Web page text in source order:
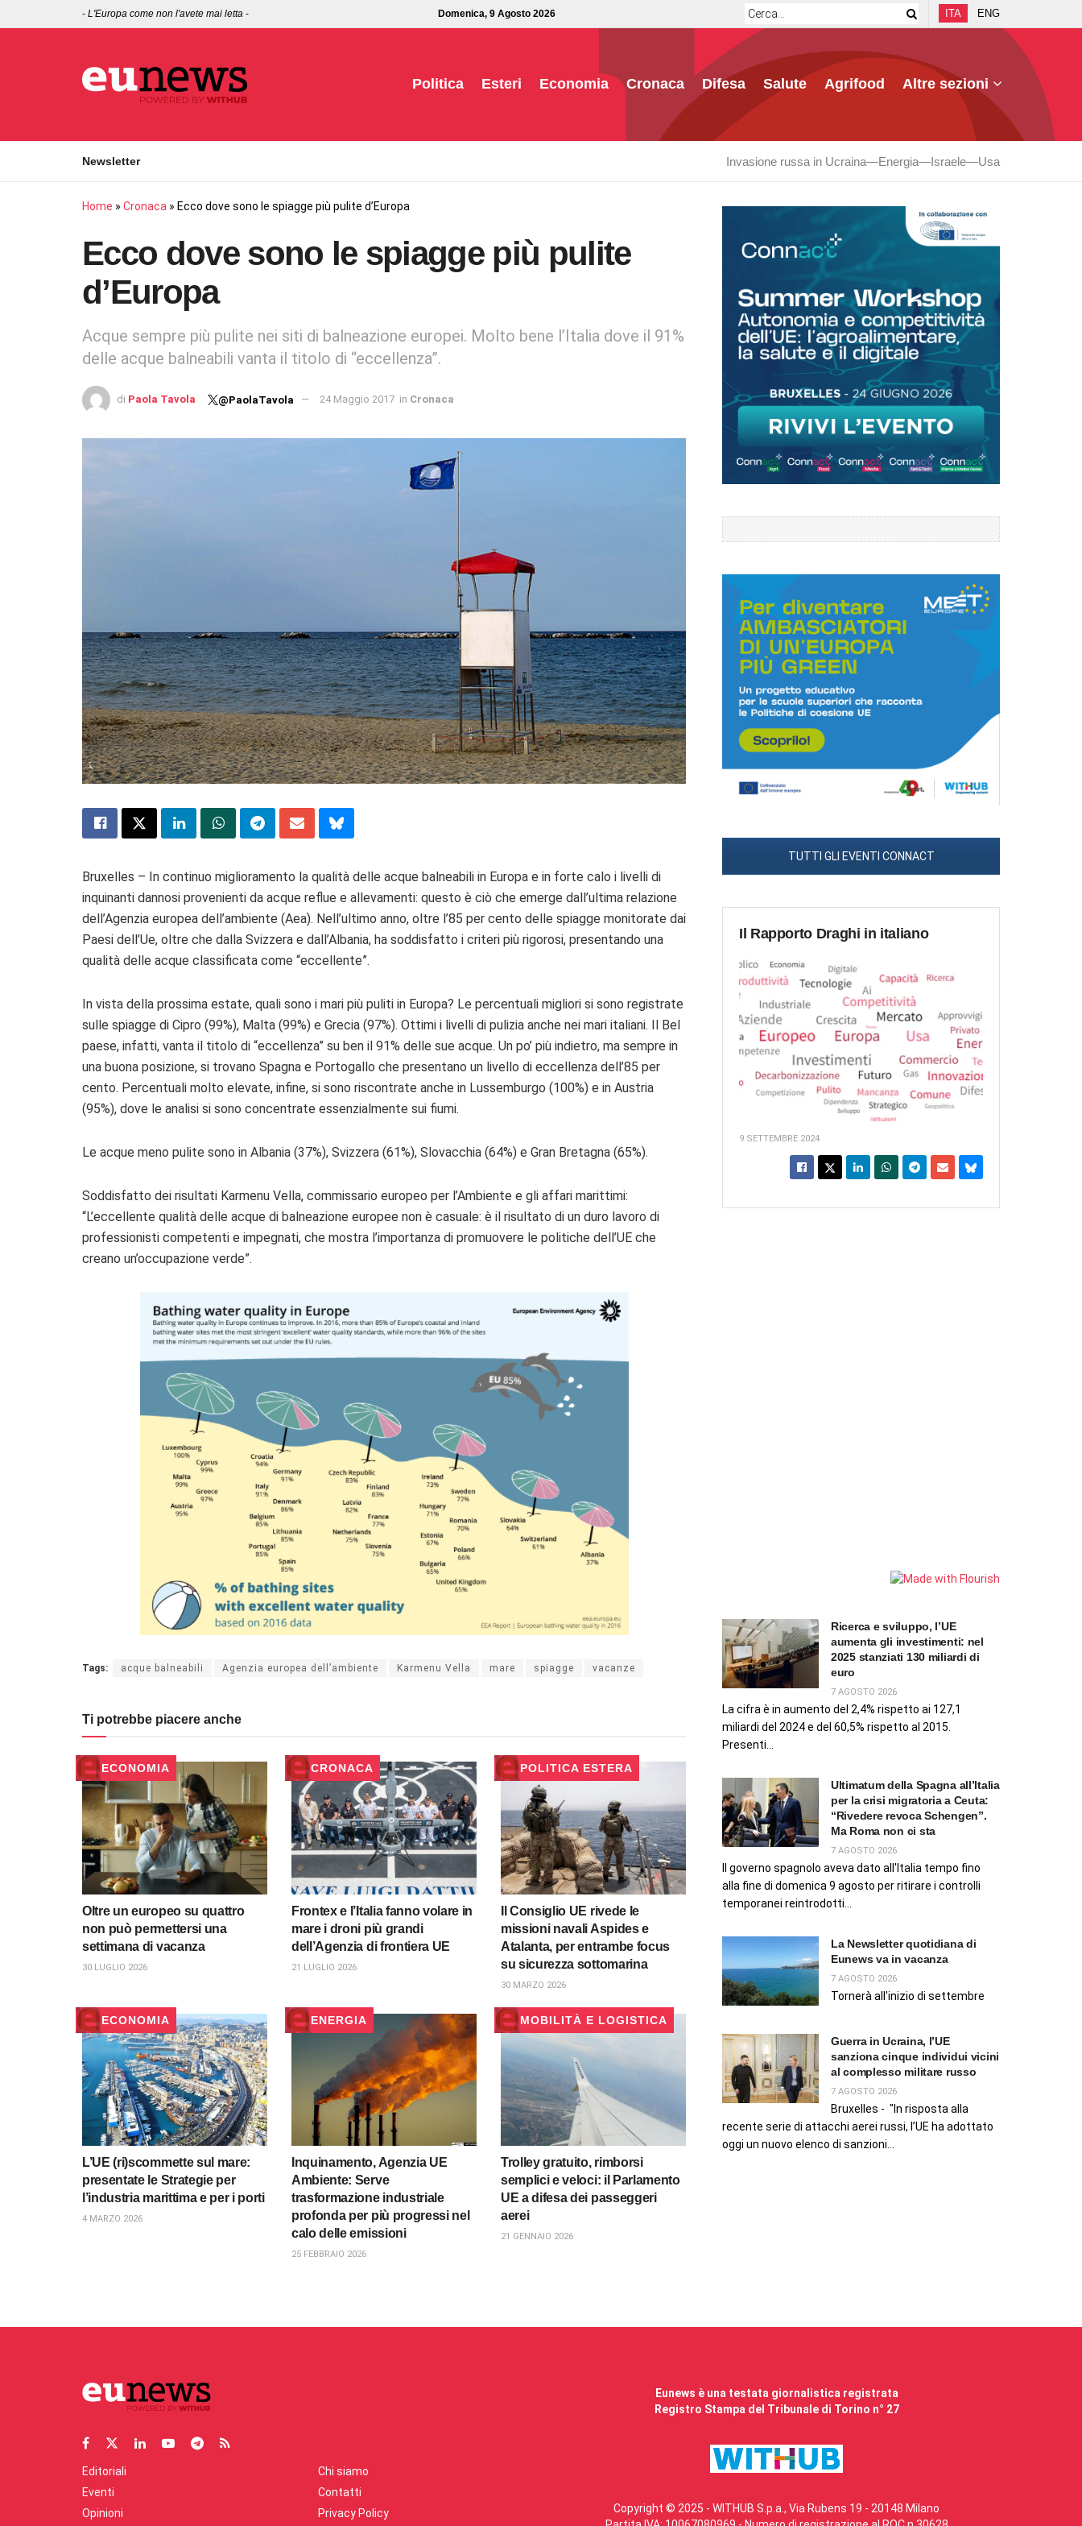
- L'Europa come non l'avete mai letta - Domenica, 9 Agosto 2026 ITA ENG
Politica Esteri Economia Cronaca Difesa Salute Agrifood Altre sezioni
Newsletter Invasione russa in Ucraina Energia Israele Usa
Home » Cronaca » Ecco dove sono le spiagge più pulite d’Europa
Ecco dove sono le spiagge più pulite
d’Europa
Acque sempre più pulite nei siti di balneazione europei. Molto bene l’Italia dove il 91%
delle acque balneabili vanta il titolo di “eccellenza”.
di Paola Tavola @PaolaTavola 24 Maggio 2017 in Cronaca
Bruxelles – In continuo miglioramento la qualità delle acque balneabili in Europa e in forte calo i livelli di
inquinanti dannosi provenienti da acque reflue e allevamenti: questo è ciò che emerge dall’ultima relazione
dell’Agenzia europea dell’ambiente (Aea). Nell’ultimo anno, oltre l’85 per cento delle spiagge monitorate dai
Paesi dell’Ue, oltre che dalla Svizzera e dall’Albania, ha soddisfatto i criteri più rigorosi, presentando una
qualità delle acque classificata come “eccellente”.
In vista della prossima estate, quali sono i mari più puliti in Europa? Le percentuali migliori si sono registrate
sulle spiagge di Cipro (99%), Malta (99%) e Grecia (97%). Ottimi i livelli di pulizia anche nei mari italiani. Il Bel
paese, infatti, vanta il titolo di “eccellenza” su ben il 91% delle sue acque. Un po’ più indietro, ma sempre in
una buona posizione, si trovano Spagna e Portogallo che presentano un livello di eccellenza dell’85 per
cento. Percentuali molto elevate, infine, si sono riscontrate anche in Lussemburgo (100%) e in Austria
(95%), dove le analisi si sono concentrate essenzialmente sui fiumi.
Le acque meno pulite sono in Albania (37%), Svizzera (61%), Slovacchia (64%) e Gran Bretagna (65%).
Soddisfatto dei risultati Karmenu Vella, commissario europeo per l’Ambiente e gli affari marittimi:
“L’eccellente qualità delle acque di balneazione europee non è casuale: è il risultato di un duro lavoro di
professionisti competenti e impegnati, che mostra l’importanza di promuovere le politiche dell’UE che
creano un’occupazione verde”.
Tags: acque balneabili Agenzia europea dell’ambiente Karmenu Vella mare spiagge vacanze
Ti potrebbe piacere anche
ECONOMIA
Oltre un europeo su quattro
non può permettersi una
settimana di vacanza
30 LUGLIO 2026
CRONACA
Frontex e l’Italia fanno volare in
mare i droni più grandi
dell’Agenzia di frontiera UE
21 LUGLIO 2026
POLITICA ESTERA
Il Consiglio UE rivede le
missioni navali Aspides e
Atalanta, per entrambe focus
su sicurezza sottomarina
30 MARZO 2026
ECONOMIA
L’UE (ri)scommette sul mare:
presentate le Strategie per
l’industria marittima e per i porti
4 MARZO 2026
ENERGIA
Inquinamento, Agenzia UE
Ambiente: Serve
trasformazione industriale
profonda per più progressi nel
calo delle emissioni
25 FEBBRAIO 2026
MOBILITÀ E LOGISTICA
Trolley gratuito, rimborsi
semplici e veloci: il Parlamento
UE a difesa dei passeggeri
aerei
21 GENNAIO 2026
TUTTI GLI EVENTI CONNACT
Il Rapporto Draghi in italiano
9 SETTEMBRE 2024
Ricerca e sviluppo, l’UE
aumenta gli investimenti: nel
2025 stanziati 130 miliardi di
euro
7 AGOSTO 2026
La cifra è in aumento del 2,4% rispetto ai 127,1
miliardi del 2024 e del 60,5% rispetto al 2015.
Presenti...
Ultimatum della Spagna all’Italia
per la crisi migratoria a Ceuta:
“Rivedere revoca Schengen”.
Ma Roma non ci sta
7 AGOSTO 2026
Il governo spagnolo aveva dato all'Italia tempo fino
alla fine di domenica 9 agosto per ritirare i controlli
temporanei reintrodotti...
La Newsletter quotidiana di
Eunews va in vacanza
7 AGOSTO 2026
Tornerà all'inizio di settembre
Guerra in Ucraina, l’UE
sanziona cinque individui vicini
al complesso militare russo
7 AGOSTO 2026
Bruxelles - "In risposta alla
recente serie di attacchi aerei russi, l’UE ha adottato
oggi un nuovo elenco di sanzioni...
Editoriali
Eventi
Opinioni
Chi siamo
Contatti
Privacy Policy
Eunews è una testata giornalistica registrata
Registro Stampa del Tribunale di Torino n° 27
Copyright © 2025 - WITHUB S.p.a., Via Rubens 19 - 20148 Milano